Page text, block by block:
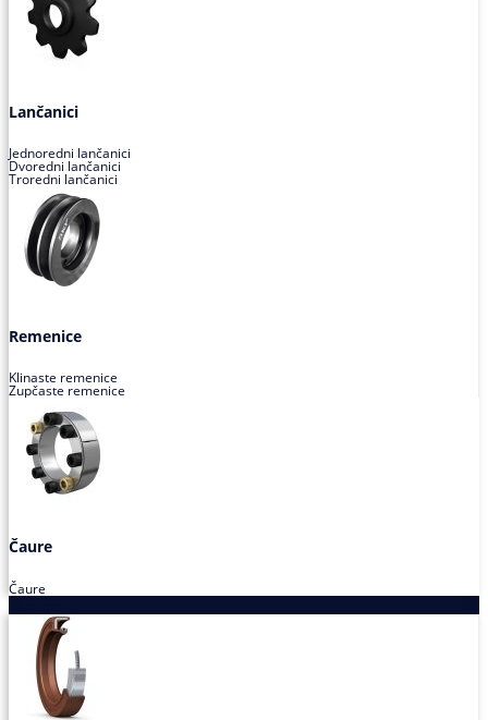
Lančanici
Jednoredni lančanici
Dvoredni lančanici
Troredni lančanici
Remenice
Klinaste remenice
Zupčaste remenice
Čaure
Čaure